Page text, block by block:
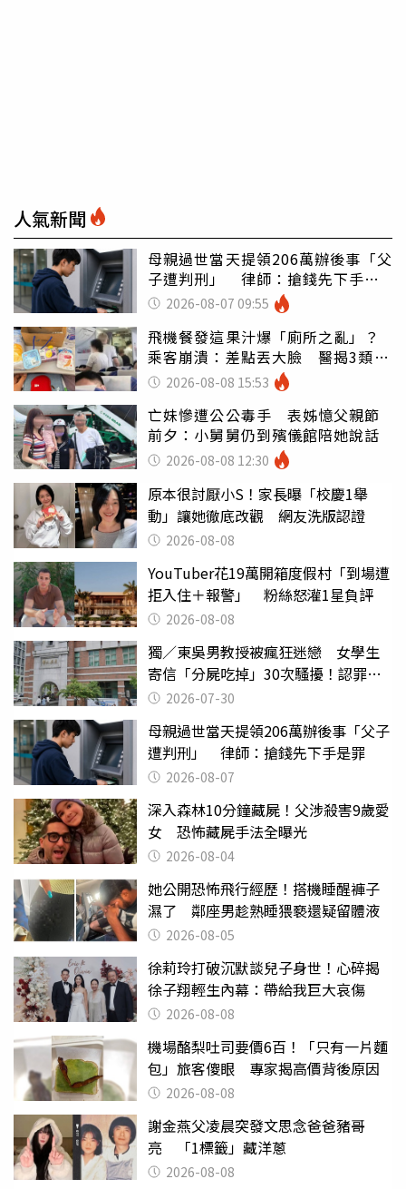
人氣新聞
母親過世當天提領206萬辦後事「父
子遭判刑」 律師：搶錢先下手是
罪 2026-08-07 09:55
飛機餐發這果汁爆「廁所之亂」？
乘客崩潰：差點丟大臉 醫揭3類人
別亂喝
2026-08-08 15:53
亡妹慘遭公公毒手 表姊憶父親節
前夕：小舅舅仍到殯儀館陪她說話
2026-08-08 12:30
原本很討厭小S！家長曝「校慶1舉
動」讓她徹底改觀 網友洗版認證
2026-08-08
YouTuber花19萬開箱度假村「到場遭
拒入住＋報警」 粉絲怒灌1星負評
2026-08-08
獨／東吳男教授被瘋狂迷戀 女學生
寄信「分屍吃掉」30次騷擾！認罪免
關 2026-07-30
母親過世當天提領206萬辦後事「父子
遭判刑」 律師：搶錢先下手是罪
2026-08-07
深入森林10分鐘藏屍！父涉殺害9歲愛
女 恐怖藏屍手法全曝光
2026-08-04
她公開恐怖飛行經歷！搭機睡醒褲子
濕了 鄰座男趁熟睡猥褻還疑留體液
2026-08-05
徐莉玲打破沉默談兒子身世！心碎揭
徐子翔輕生內幕：帶給我巨大哀傷
2026-08-08
機場酪梨吐司要價6百！「只有一片麵
包」旅客傻眼 專家揭高價背後原因
2026-08-08
謝金燕父凌晨突發文思念爸爸豬哥
亮 「1標籤」藏洋蔥
2026-08-08